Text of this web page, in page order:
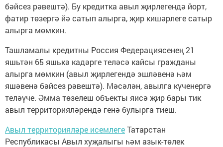
бәйсез рәвештә). Бу кредитка авыл җирлегендә йорт,
фатир төзергә йә сатып алырга, җир кишәрлеге сатыр
алырга мөмкин.
Ташламалы кредитны Россия Федерациясенең 21
яшьтән 65 яшькә кадәрге теләсә кайсы гражданы
алырга мөмкин (авыл җирлегендә эшләвенә һәм
яшәвенә бәйсез рәвештә). Мәсәлән, авылга күченергә
теләүче. Әмма төзелеш объекты яисә җир бары тик
авыл территорияләрендә генә булырга тиеш.
Авыл территорияләре исемлегеТатарстан
Республикасы Авыл хуҗалыгы һәм азык-төлек